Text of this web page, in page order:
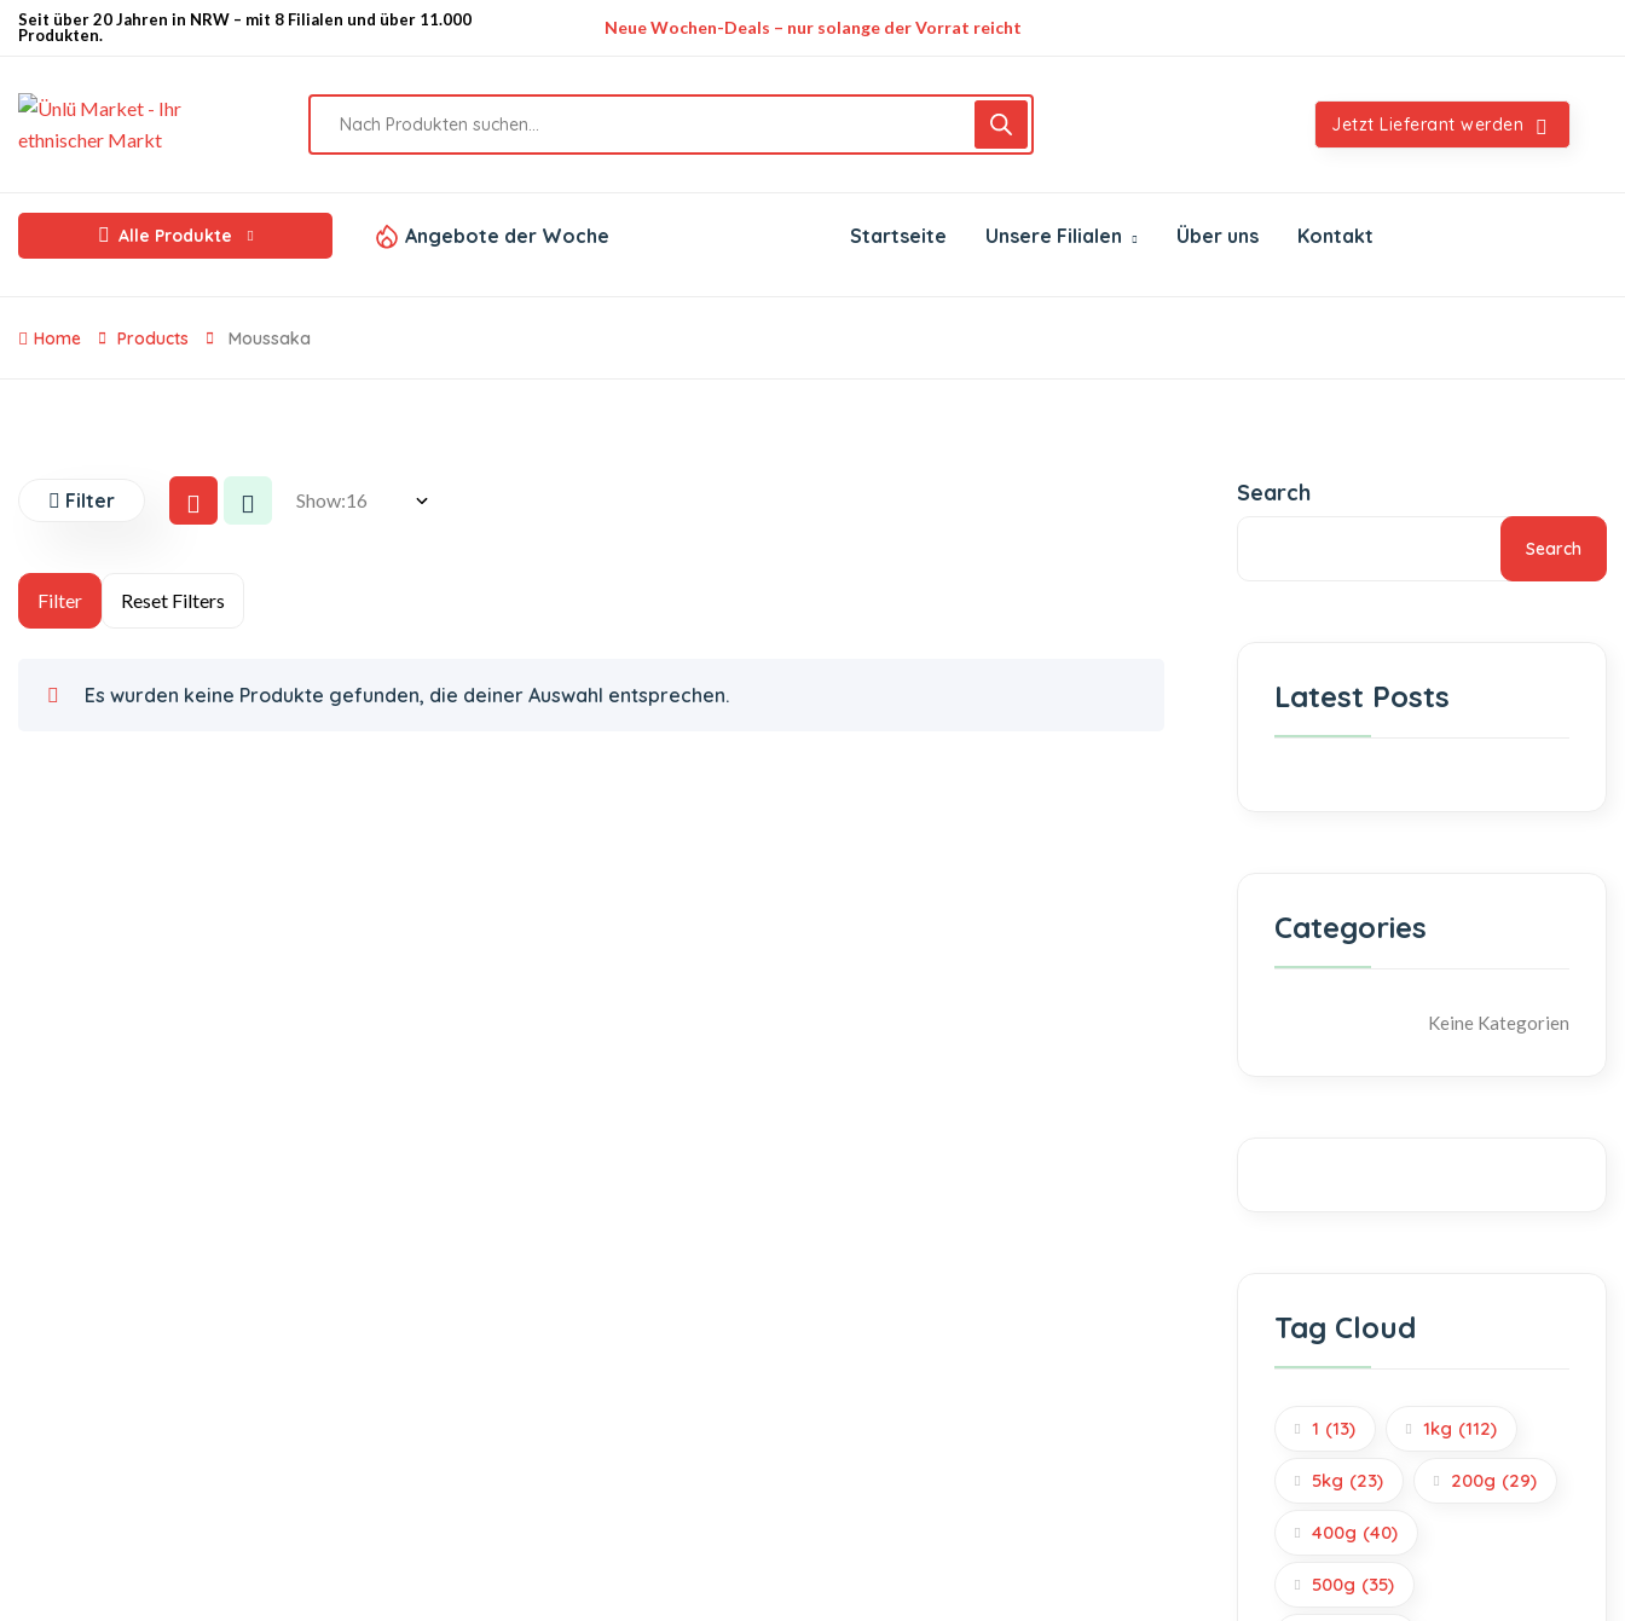
Seit über 20 Jahren in NRW – mit 8 Filialen und über 11.000
Produkten.
Neue Wochen-Deals – nur solange der Vorrat reicht
Jetzt Lieferant werden
Alle Produkte Angebote der Woche Startseite Unsere Filialen Über uns Kontakt
Home Products Moussaka
Filter Show:
Es wurden keine Produkte gefunden, die deiner Auswahl entsprechen.
Search
Search
Latest Posts
Categories
Keine Kategorien
Tag Cloud
1 (13) 1kg (112)
5kg (23) 200g (29)
400g (40)
500g (35)